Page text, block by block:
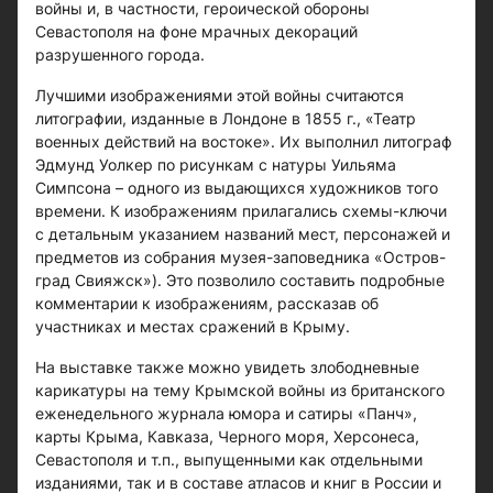
войны и, в частности, героической обороны
Севастополя на фоне мрачных декораций
разрушенного города.
Лучшими изображениями этой войны считаются
литографии, изданные в Лондоне в 1855 г., «Театр
военных действий на востоке». Их выполнил литограф
Эдмунд Уолкер по рисункам с натуры Уильяма
Симпсона – одного из выдающихся художников того
времени. К изображениям прилагались схемы-ключи
с детальным указанием названий мест, персонажей и
предметов из собрания музея-заповедника «Остров-
град Свияжск»). Это позволило составить подробные
комментарии к изображениям, рассказав об
участниках и местах сражений в Крыму.
На выставке также можно увидеть злободневные
карикатуры на тему Крымской войны из британского
еженедельного журнала юмора и сатиры «Панч»,
карты Крыма, Кавказа, Черного моря, Херсонеса,
Севастополя и т.п., выпущенными как отдельными
изданиями, так и в составе атласов и книг в России и